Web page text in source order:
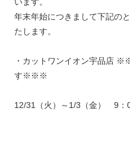
年末年始につきまして下記の
たします。
・カットワンイオン宇品店
す※※※
12/31（火）～1/3（金） 9：